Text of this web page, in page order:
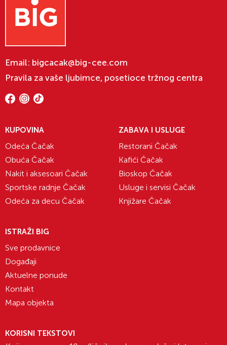
Email: bigcacak@big-cee.com
Pravila za vaše ljubimce, posetioce tržnog centra
KUPOVINA
Odeća Čačak
Obuća Čačak
Nakit i aksesoari Čačak
Sportske radnje Čačak
Odeća za decu Čačak
ZABAVA I USLUGE
Restorani Čačak
Kafići Čačak
Bioskop Čačak
Usluge i servisi Čačak
Knjižare Čačak
ISTRAŽI BIG
Sve prodavnice
Događaji
Aktuelne ponude
Kontakt
Mapa objekta
KORISNI TEKSTOVI